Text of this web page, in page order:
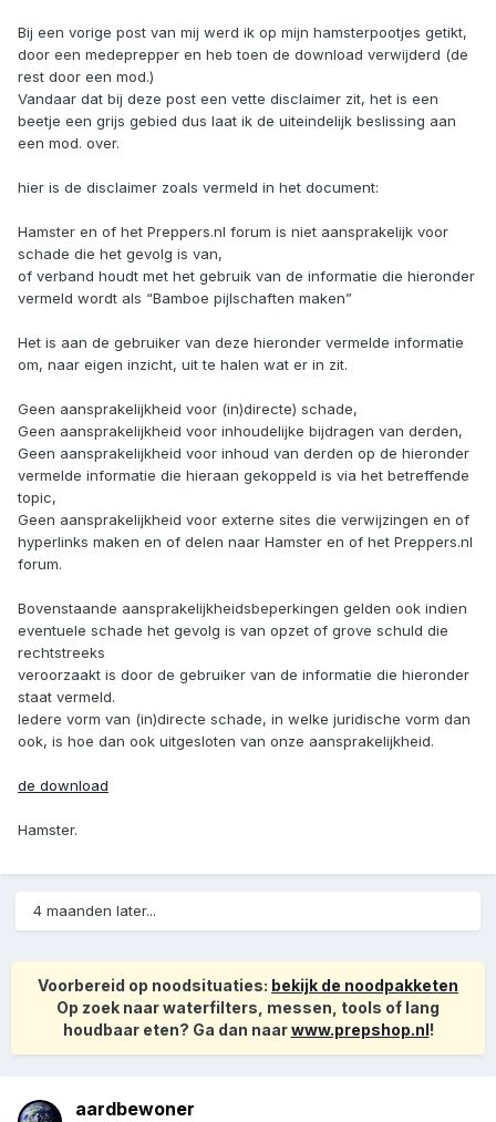
Bij een vorige post van mij werd ik op mijn hamsterpootjes getikt,
door een medeprepper en heb toen de download verwijderd (de
rest door een mod.)
Vandaar dat bij deze post een vette disclaimer zit, het is een
beetje een grijs gebied dus laat ik de uiteindelijk beslissing aan
een mod. over.
hier is de disclaimer zoals vermeld in het document:
Hamster en of het Preppers.nl forum is niet aansprakelijk voor
schade die het gevolg is van,
of verband houdt met het gebruik van de informatie die hieronder
vermeld wordt als “Bamboe pijlschaften maken”
Het is aan de gebruiker van deze hieronder vermelde informatie
om, naar eigen inzicht, uit te halen wat er in zit.
Geen aansprakelijkheid voor (in)directe) schade,
Geen aansprakelijkheid voor inhoudelijke bijdragen van derden,
Geen aansprakelijkheid voor inhoud van derden op de hieronder
vermelde informatie die hieraan gekoppeld is via het betreffende
topic,
Geen aansprakelijkheid voor externe sites die verwijzingen en of
hyperlinks maken en of delen naar Hamster en of het Preppers.nl
forum.
Bovenstaande aansprakelijkheidsbeperkingen gelden ook indien
eventuele schade het gevolg is van opzet of grove schuld die
rechtstreeks
veroorzaakt is door de gebruiker van de informatie die hieronder
staat vermeld.
Iedere vorm van (in)directe schade, in welke juridische vorm dan
ook, is hoe dan ook uitgesloten van onze aansprakelijkheid.
de download
Hamster.
4 maanden later...
Voorbereid op noodsituaties: bekijk de noodpakketen
Op zoek naar waterfilters, messen, tools of lang
houdbaar eten? Ga dan naarwww.prepshop.nl!
aardbewoner